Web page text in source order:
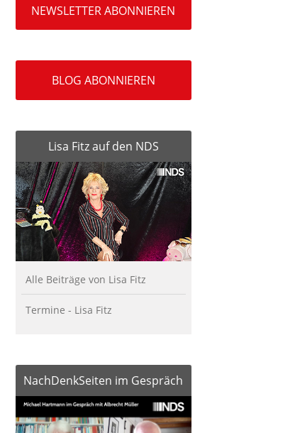
NEWSLETTER ABONNIEREN
BLOG ABONNIEREN
Lisa Fitz auf den NDS
Alle Beiträge von Lisa Fitz
Termine - Lisa Fitz
NachDenkSeiten im Gespräch